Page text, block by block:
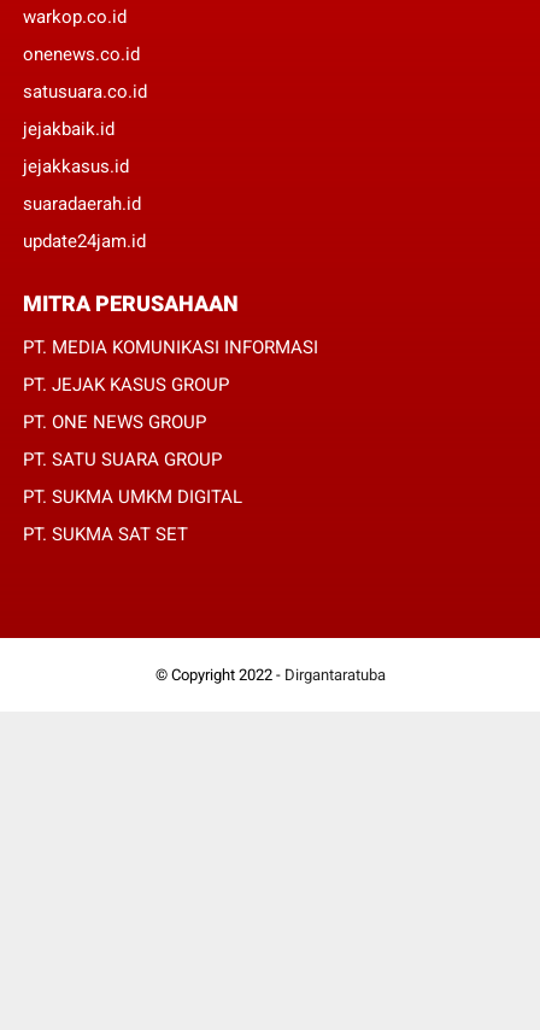
warkop.co.id
onenews.co.id
satusuara.co.id
jejakbaik.id
jejakkasus.id
suaradaerah.id
update24jam.id
MITRA PERUSAHAAN
PT. MEDIA KOMUNIKASI INFORMASI
PT. JEJAK KASUS GROUP
PT. ONE NEWS GROUP
PT. SATU SUARA GROUP
PT. SUKMA UMKM DIGITAL
PT. SUKMA SAT SET
© Copyright 2022 - Dirgantaratuba